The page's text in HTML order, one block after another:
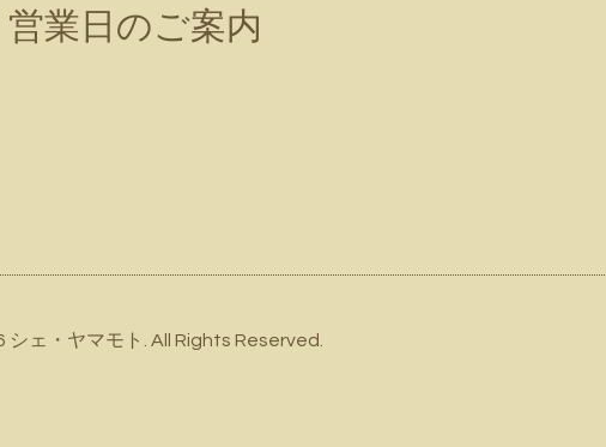
営業日のご案内
シェ・ヤマモト . All Rights Reserved.